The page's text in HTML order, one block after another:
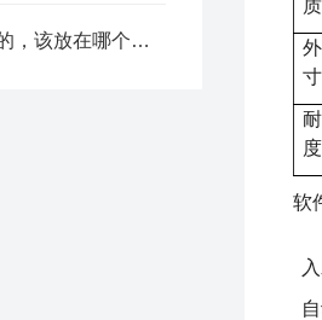
潮位仪是如何验潮的，该放在哪个位置
软